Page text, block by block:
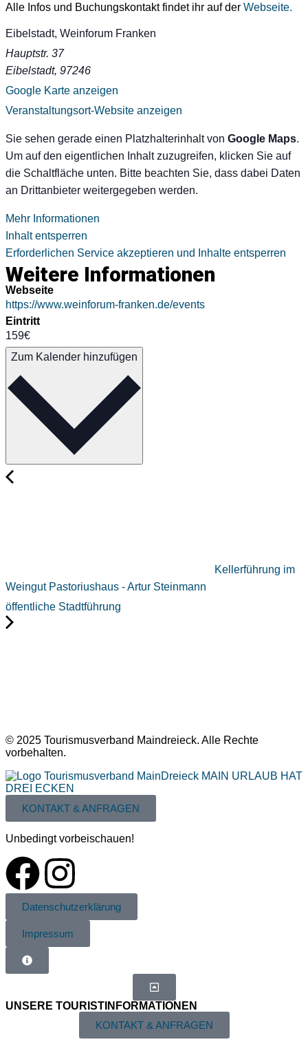
Alle Infos und Buchungskontakt findet ihr auf der Webseite.
Eibelstadt, Weinforum Franken
Hauptstr. 37
Eibelstadt, 97246
Google Karte anzeigen
Veranstaltungsort-Website anzeigen
Sie sehen gerade einen Platzhalterinhalt von Google Maps.
Um auf den eigentlichen Inhalt zuzugreifen, klicken Sie auf
die Schaltfläche unten. Bitte beachten Sie, dass dabei Daten
an Drittanbieter weitergegeben werden.
Mehr Informationen
Inhalt entsperren
Erforderlichen Service akzeptieren und Inhalte entsperren
Weitere Informationen
Webseite
https://www.weinforum-franken.de/events
Eintritt
159€
Kellerführung im
Weingut Pastoriushaus - Artur Steinmann
öffentliche Stadtführung
© 2025 Tourismusverband Maindreieck. Alle Rechte
vorbehalten.
KONTAKT & ANFRAGEN
Unbedingt vorbeischauen!
Datenschutzerklärung
Impressum
UNSERE TOURIST­INFORMATIONEN
KONTAKT & ANFRAGEN